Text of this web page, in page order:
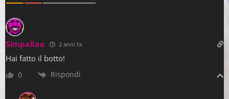
Simpallao 2 anni fa
Hai fatto il botto!
0 Rispondi